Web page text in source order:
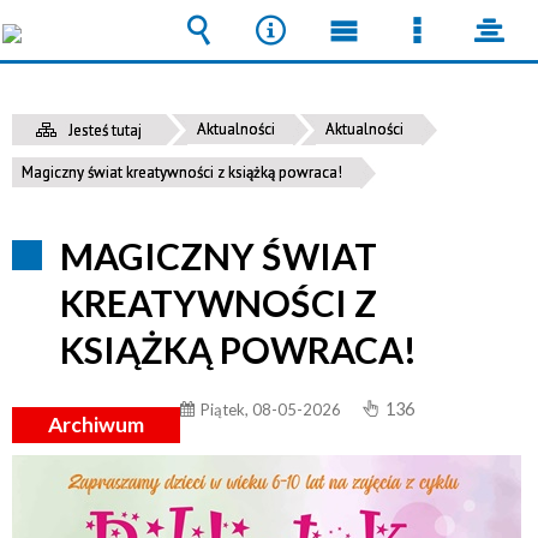
Jesteś tutaj Aktualności Aktualności
Magiczny świat kreatywności z książką powraca!
MAGICZNY ŚWIAT
KREATYWNOŚCI Z
KSIĄŻKĄ POWRACA!
Archiwum
Piątek, 08-05-2026 136
Wyszukiwarka
Narzędzia
MenuMenu